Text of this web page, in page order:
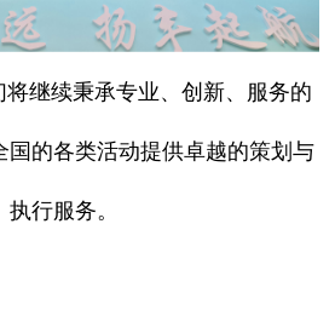
将继续秉承专业、创新、服务的
国的各类活动提供卓越的策划与
执行服务。